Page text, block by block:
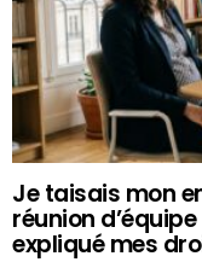
Je taisais mon
réunion
expliqué mes